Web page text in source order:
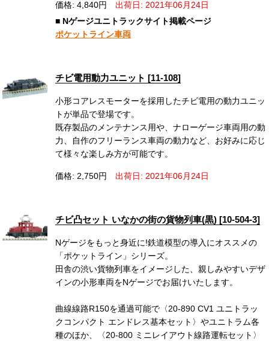
価格: 4,840円
出荷日: 2021年06月24日
■ Nゲージユニトラックサイト掲載ページ
ポケットライン車両
チビ電用動力ユニット [11-108]
小形コアレスモーターを採用したチビ電用の動力ユニッ
トが単品で登場です。
既存製品のメンテナンス用や、ナローゲージ車両用の動
力、自作のフリーランス車両の動力など、お好みに応じ
て様々な楽しみ方が可能です。
価格: 2,750円 出荷日: 2021年06月24日
チビ凸セット いなかの街の貨物列車(黒) [10-504-3]
Nゲージをもっと身近に!鉄道模型の導入にオススメの
「ポケットライン」シリーズ。
田舎の渋い貨物列車をイメージした、親しみやすいデザ
インの小形車両をNゲージでお届けいたします。
曲線線路R150を通過可能で〈20-890 CV1 ユニトラッ
クコンパクト エンドレス基本セット〉やユニトラム各
種のほか、〈20-800 ミニレイアウト線路運転セット〉